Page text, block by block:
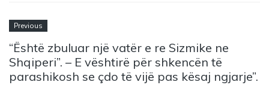
Previous
“Është zbuluar një vatër e re Sizmike ne
Shqiperi”. – E vështirë për shkencën të
parashikosh se çdo të vijë pas kësaj ngjarje”.